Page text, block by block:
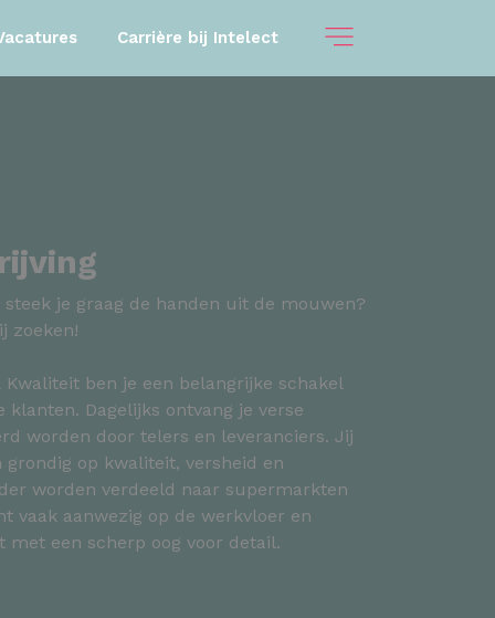
Carrière bij Intelect
je graag de handen uit de mouwen?
zoeken!
ben je een belangrijke schakel
Dagelijks ontvang je verse
worden door telers en leveranciers. Jij
op kwaliteit, versheid en
worden verdeeld naar supermarkten
vaak aanwezig op de werkvloer en
een scherp oog voor detail.